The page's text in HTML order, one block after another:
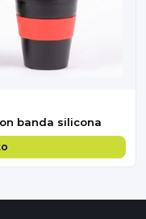
banda silicona